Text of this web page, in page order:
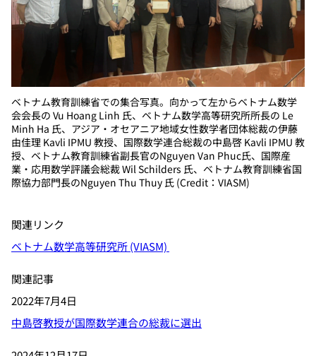
ベトナム教育訓練省での集合写真。向かって左からベトナム数学
会会長の Vu Hoang Linh 氏、ベトナム数学高等研究所所長の Le
Minh Ha 氏、アジア・オセアニア地域女性数学者団体総裁の伊藤
由佳理 Kavli IPMU 教授、国際数学連合総裁の中島啓 Kavli IPMU 教
授、ベトナム教育訓練省副長官のNguyen Van Phuc氏、国際産
業・応用数学評議会総裁 Wil Schilders 氏、ベトナム教育訓練省国
際協力部門長のNguyen Thu Thuy 氏 (Credit：VIASM)
関連リンク
ベトナム数学高等研究所 (VIASM)
関連記事
2022年7月4日
中島啓教授が国際数学連合の総裁に選出